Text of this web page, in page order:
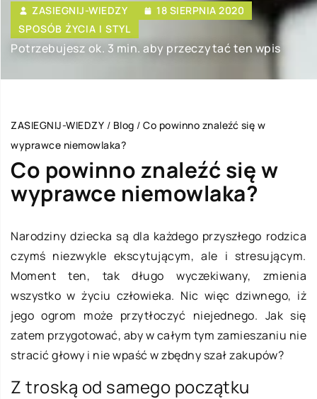
ZASIEGNIJ-WIEDZY
18 SIERPNIA 2020
SPOSÓB ŻYCIA I STYL
Potrzebujesz ok. 3 min. aby przeczytać ten wpis
ZASIEGNIJ-WIEDZY / Blog / Co powinno znaleźć się w
wyprawce niemowlaka?
Co powinno znaleźć się w
wyprawce niemowlaka?
Narodziny dziecka są dla każdego przyszłego rodzica
czymś niezwykle ekscytującym, ale i stresującym.
Moment ten, tak długo wyczekiwany, zmienia
wszystko w życiu człowieka. Nic więc dziwnego, iż
jego ogrom może przytłoczyć niejednego. Jak się
zatem przygotować, aby w całym tym zamieszaniu nie
stracić głowy i nie wpaść w zbędny szał zakupów?
Z troską od samego początku